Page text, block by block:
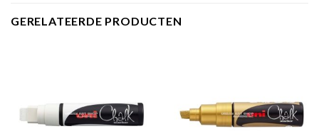
GERELATEERDE PRODUCTEN